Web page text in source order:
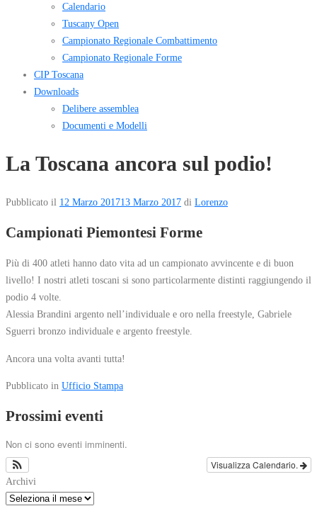
Calendario
Tuscany Open
Campionato Regionale Combattimento
Campionato Regionale Forme
CIP Toscana
Downloads
Delibere assemblea
Documenti e Modelli
La Toscana ancora sul podio!
Pubblicato il 12 Marzo 201713 Marzo 2017 di Lorenzo
Campionati Piemontesi Forme
Più di 400 atleti hanno dato vita ad un campionato avvincente e di buon
livello! I nostri atleti toscani si sono particolarmente distinti raggiungendo il
podio 4 volte.
Alessia Brandini argento nell’individuale e oro nella freestyle, Gabriele
Sguerri bronzo individuale e argento freestyle.
Ancora una volta avanti tutta!
Pubblicato in Ufficio Stampa
Prossimi eventi
Non ci sono eventi imminenti.
Visualizza Calendario.
Archivi